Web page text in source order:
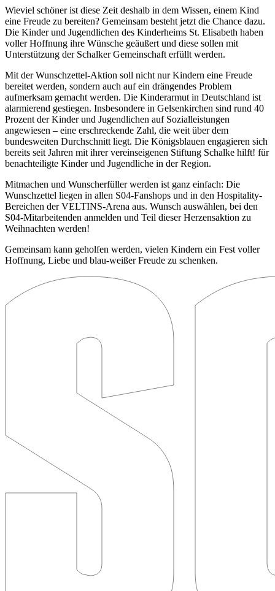
Wieviel schöner ist diese Zeit deshalb in dem Wissen, einem Kind
eine Freude zu bereiten? Gemeinsam besteht jetzt die Chance dazu.
Die Kinder und Jugendlichen des Kinderheims St. Elisabeth haben
voller Hoffnung ihre Wünsche geäußert und diese sollen mit
Unterstützung der Schalker Gemeinschaft erfüllt werden.
Mit der Wunschzettel-Aktion soll nicht nur Kindern eine Freude
bereitet werden, sondern auch auf ein drängendes Problem
aufmerksam gemacht werden. Die Kinderarmut in Deutschland ist
alarmierend gestiegen. Insbesondere in Gelsenkirchen sind rund 40
Prozent der Kinder und Jugendlichen auf Sozialleistungen
angewiesen – eine erschreckende Zahl, die weit über dem
bundesweiten Durchschnitt liegt. Die Königsblauen engagieren sich
bereits seit Jahren mit ihrer vereinseigenen Stiftung Schalke hilft! für
benachteiligte Kinder und Jugendliche in der Region.
Mitmachen und Wunscherfüller werden ist ganz einfach: Die
Wunschzettel liegen in allen S04-Fanshops und in den Hospitality-
Bereichen der VELTINS-Arena aus. Wunsch auswählen, bei den
S04-Mitarbeitenden anmelden und Teil dieser Herzensaktion zu
Weihnachten werden!
Gemeinsam kann geholfen werden, vielen Kindern ein Fest voller
Hoffnung, Liebe und blau-weißer Freude zu schenken.